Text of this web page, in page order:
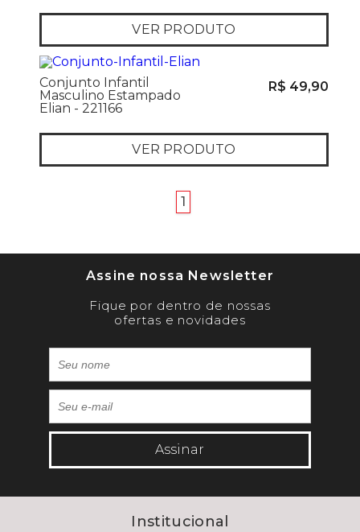
VER PRODUTO
Conjunto Infantil
Masculino Estampado
Elian - 221166
R$ 49,90
VER PRODUTO
1
Assine nossa Newsletter
Fique por dentro de nossas
ofertas e novidades
Assinar
Institucional